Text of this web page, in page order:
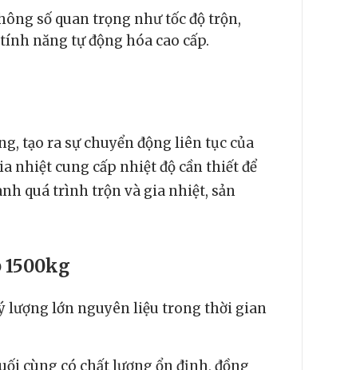
số quan trọng như tốc độ trộn,
năng tự động hóa cao cấp.
tạo ra sự chuyển động liên tục của
nhiệt cung cấp nhiệt độ cần thiết để
quá trình trộn và gia nhiệt, sản
lượng lớn nguyên liệu trong thời gian
cùng có chất lượng ổn định, đồng